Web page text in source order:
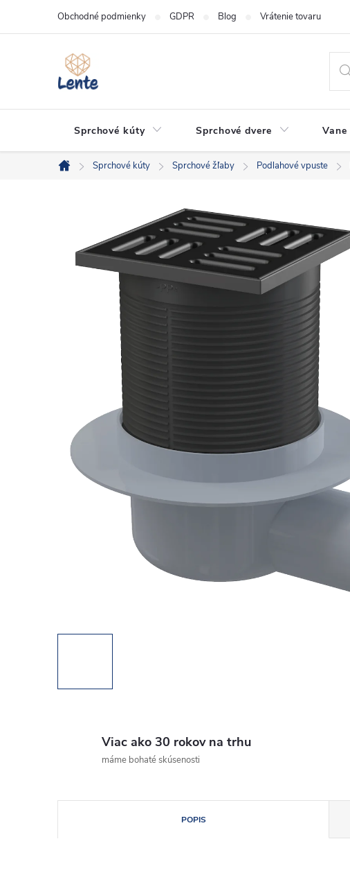
Obchodné podmienky GDPR Blog Vrátenie tovaru
Sprchové kúty Sprchové dvere Vane
Domov
Sprchové kúty Sprchové žľaby Podlahové vpuste
Viac ako 30 rokov na trhu
máme bohaté skúsenosti
POPIS